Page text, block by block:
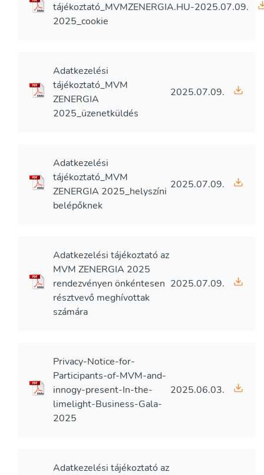
tájékoztató_MVMZENERGIA.HU-
2025_cookie
2025.07.09.
Adatkezelési
tájékoztató_MVM
ZENERGIA
2025_üzenetküldés
2025.07.09.
Adatkezelési
tájékoztató_MVM
ZENERGIA 2025_helyszíni
belépőknek
2025.07.09.
Adatkezelési tájékoztató az
MVM ZENERGIA 2025
rendezvényen önkéntesen
résztvevő meghívottak
számára
2025.07.09.
Privacy-Notice-for-
Participants-of-MVM-and-
innogy-present-In-the-
limelight-Business-Gala-
2025
2025.06.03.
Adatkezelési tájékoztató az